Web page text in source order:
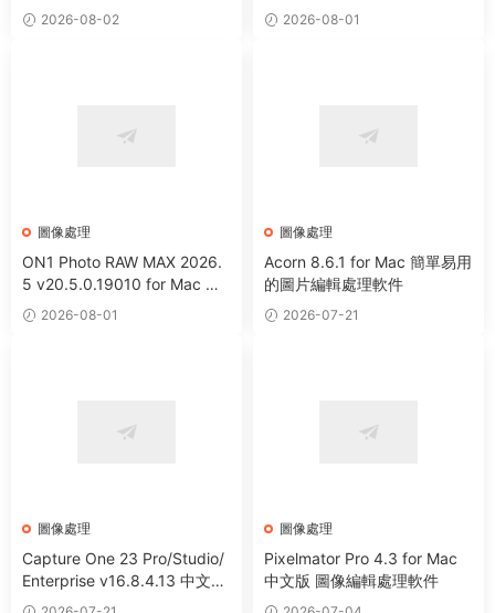
工具2026-08-02
理工具
2026-08-01
圖像處理
ON1 Photo RAW MAX 2026.
5 v20.5.0.19010 for Mac 中
文版 強大HDR照片創建處理軟
件
2026-08-01
圖像處理
Acorn 8.6.1 for Mac 簡單易用
的圖片編輯處理軟件
2026-07-21
圖像處理
Capture One 23 Pro/Studio/
Enterprise v16.8.4.13 中文破
解版 RAW文件轉換圖像編輯軟
圖像處理
Pixelmator Pro 4.3 for Mac
中文版 圖像編輯處理軟件